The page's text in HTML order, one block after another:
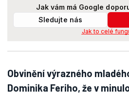
Jak vám má Google
Sledujte nás
Jak to celé
Obvinění výrazného
Dominika Feriho, že v